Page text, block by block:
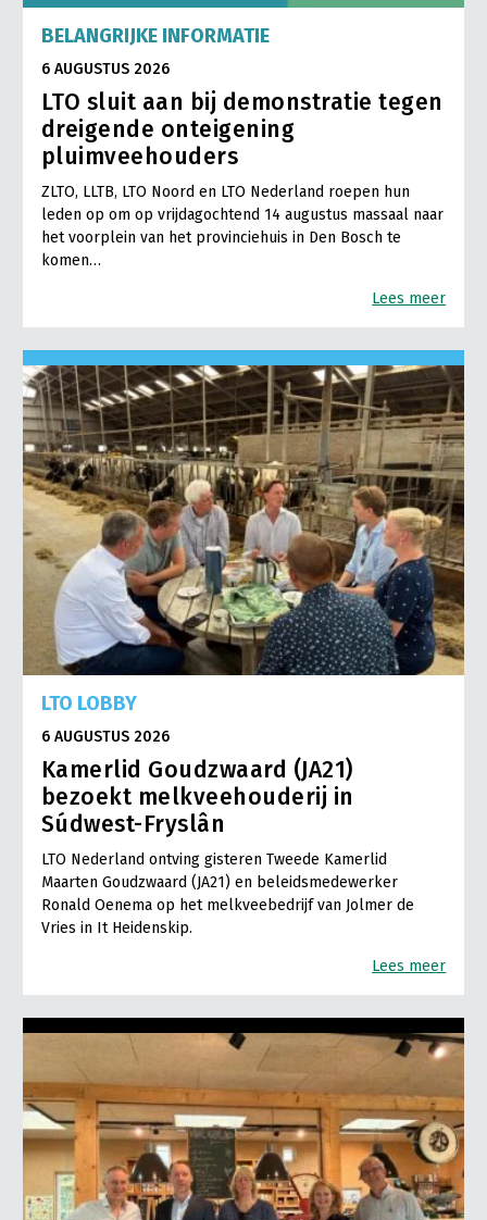
BELANGRIJKE INFORMATIE
6 AUGUSTUS 2026
LTO sluit aan bij demonstratie tegen
dreigende onteigening
pluimveehouders
ZLTO, LLTB, LTO Noord en LTO Nederland roepen hun
leden op om op vrijdagochtend 14 augustus massaal naar
het voorplein van het provinciehuis in Den Bosch te
komen…
Lees meer
LTO LOBBY
6 AUGUSTUS 2026
Kamerlid Goudzwaard (JA21)
bezoekt melkveehouderij in
Súdwest-Fryslân
LTO Nederland ontving gisteren Tweede Kamerlid
Maarten Goudzwaard (JA21) en beleidsmedewerker
Ronald Oenema op het melkveebedrijf van Jolmer de
Vries in It Heidenskip.
Lees meer